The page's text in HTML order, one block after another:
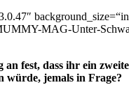
MAG-Unter-
fest, dass ihr ein
würde, jemals in Frage?